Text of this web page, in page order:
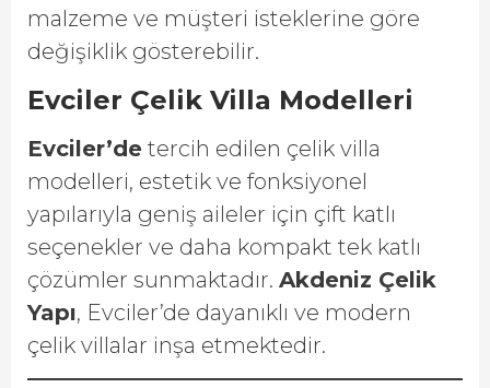
malzeme ve müşteri isteklerine göre
değişiklik gösterebilir.
Evciler Çelik Villa Modelleri
Evciler’de tercih edilen çelik villa
modelleri, estetik ve fonksiyonel
yapılarıyla geniş aileler için çift katlı
seçenekler ve daha kompakt tek katlı
çözümler sunmaktadır. Akdeniz Çelik
Yapı, Evciler’de dayanıklı ve modern
çelik villalar inşa etmektedir.